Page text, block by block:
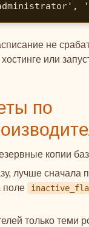
не
или
по
копии
лучше сначала
поле
только теми